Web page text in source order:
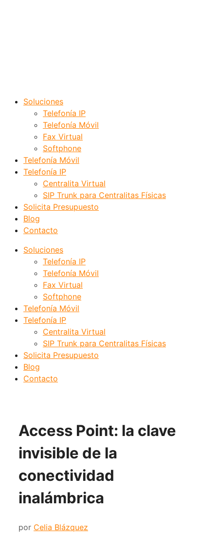
Soluciones
Telefonía IP
Telefonía Móvil
Fax Virtual
Softphone
Telefonía Móvil
Telefonía IP
Centralita Virtual
SIP Trunk para Centralitas Físicas
Solicita Presupuesto
Blog
Contacto
Soluciones
Telefonía IP
Telefonía Móvil
Fax Virtual
Softphone
Telefonía Móvil
Telefonía IP
Centralita Virtual
SIP Trunk para Centralitas Físicas
Solicita Presupuesto
Blog
Contacto
Access Point: la clave
invisible de la
conectividad
inalámbrica
por Celia Blázquez